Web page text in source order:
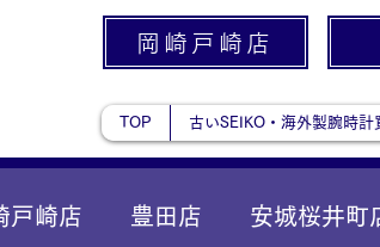
岡崎戸崎店
TOP 古いSEIKO・海外製腕時計
戸崎店 豊田店 安城桜井町